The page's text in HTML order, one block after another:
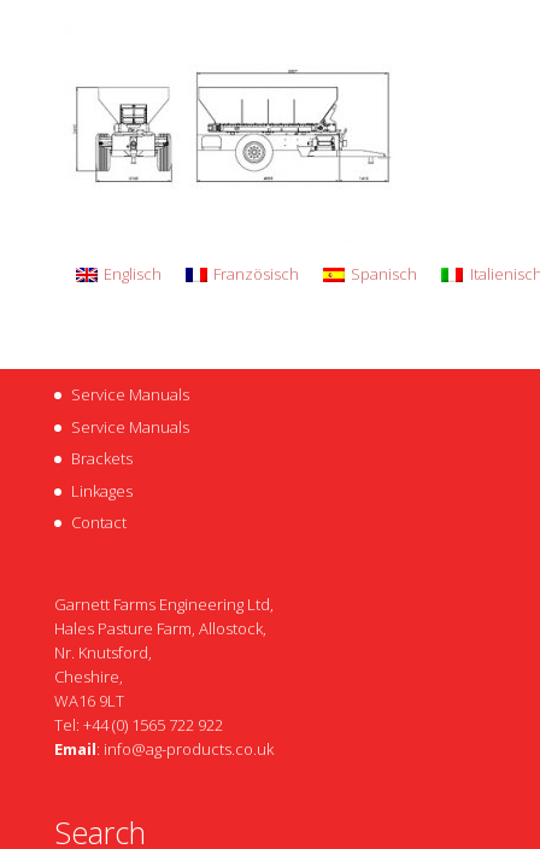
Englisch Französisch Spanisch
Service Manuals
Service Manuals
Brackets
Linkages
Contact
Garnett Farms Engineering Ltd,
Hales Pasture Farm, Allostock,
Nr. Knutsford,
Cheshire,
WA16 9LT
Tel: +44 (0) 1565 722 922
Email: info@ag-products.co.uk
Search